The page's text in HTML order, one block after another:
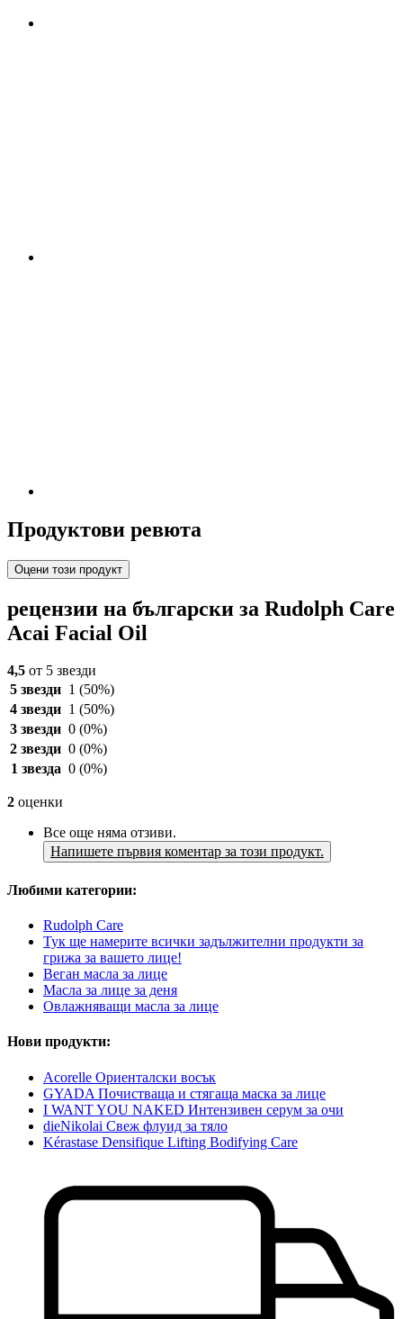
Продуктови ревюта
Оцени този продукт
рецензии на български за Rudolph Care
Acai Facial Oil
4,5 от 5 звезди
5 звезди 1 (50%)
4 звезди 1 (50%)
3 звезди 0 (0%)
2 звезди 0 (0%)
1 звезда 0 (0%)
2 оценки
Все още няма отзиви.
Напишете първия коментар за този продукт.
Любими категории:
Rudolph Care
Тук ще намерите всички задължителни продукти за
грижа за вашето лице!
Веган масла за лице
Масла за лице за деня
Овлажняващи масла за лице
Нови продукти:
Acorelle Ориенталски восък
GYADA Почистваща и стягаща маска за лице
I WANT YOU NAKED Интензивен серум за очи
dieNikolai Свеж флуид за тяло
Kérastase Densifique Lifting Bodifying Care